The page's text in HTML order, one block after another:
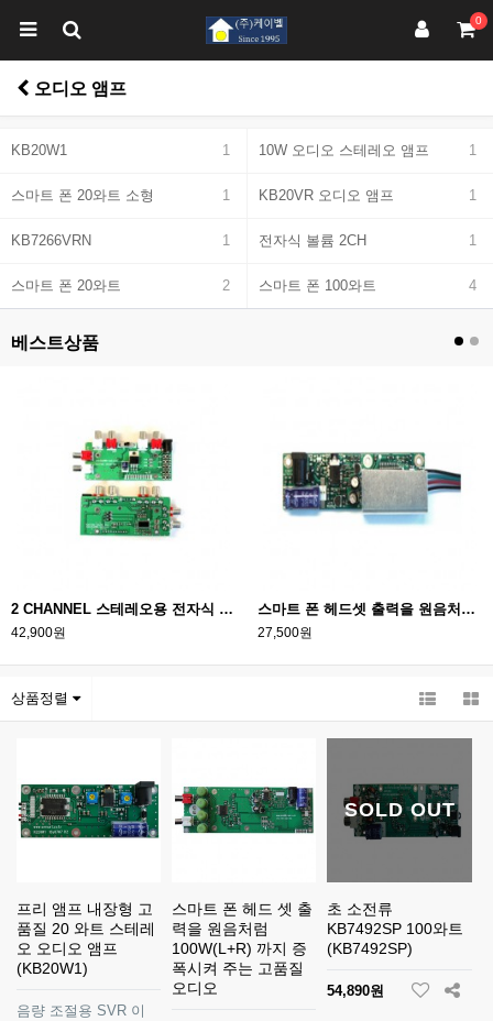
0
오디오 앰프
KB20W1 1 10W 오디오 스테레오 앰프 1
스마트 폰 20와트 소형 1 KB20VR 오디오 앰프 1
KB7266VRN 1 전자식 볼륨 2CH 1
스마트 폰 20와트 2 스마트 폰 100와트 4
베스트상품
2 CHANNEL 스테레오용 전자식 볼륨 콘트롤 모듈_STEREO EXPANDER CONTROL
42,900원
스마트 폰 헤드셋 출력을 원음처럼 20W (L+R)까지 재생 시켜주는 초 소형 오디오 앰프
27,500원
상품정렬
프리 앰프 내장형 고
품질 20 와트 스테레
오 오디오 앰프
(KB20W1)
음량 조절용 SVR 이
스마트 폰 헤드 셋 출
력을 원음처럼
100W(L+R) 까지 증
폭시켜 주는 고품질
오디오
SOLD OUT
초 소전류
KB7492SP 100와트
(KB7492SP)
54,890원